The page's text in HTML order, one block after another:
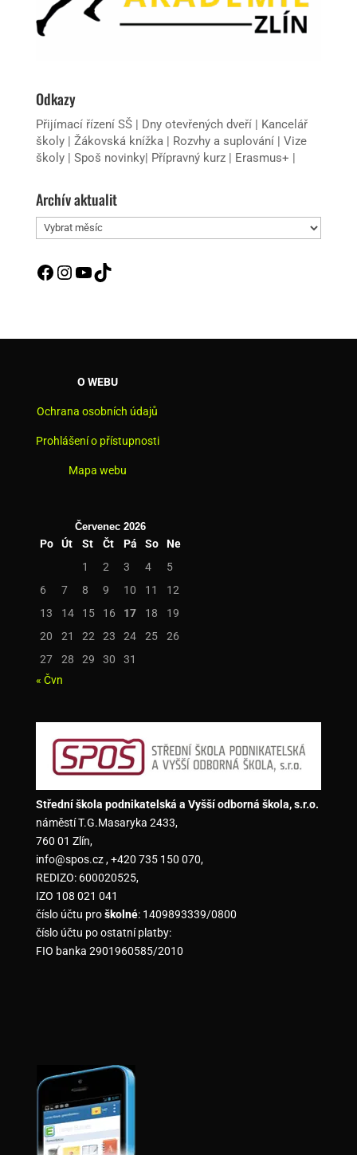
Odkazy
Přijímací řízení SŠ| Dny otevřených dveří| Kancelář
školy| Žákovská knížka | Rozvhy a suplování | Vize
školy | Spoš novinky| Přípravný kurz| Erasmus+ |
Archív aktualit
Archív
aktualit
Facebook
Instagram
YouTube
TikTok
O WEBU
Ochrana osobních údajů
Prohlášení o přístupnosti
Mapa webu
Červenec 2026
Po Út St Čt Pá So
Ne
1
2 3 4
5
6
7 8 9 10 11
12
13
14 15 16 17 18
19
20
21 22 23 24 25
26
27
28 29 30
31
« Čvn
Střední škola podnikatelská a Vyšší odborná škola, s.r.o.
náměstí T.G.Masaryka 2433,
760 01 Zlín,
info@spos.cz , +420 735 150 070,
REDIZO: 600020525,
IZO 108 021 041
číslo účtu proškolné: 1409893339/0800
číslo účtu po ostatní platby:
FIO banka 2901960585/2010